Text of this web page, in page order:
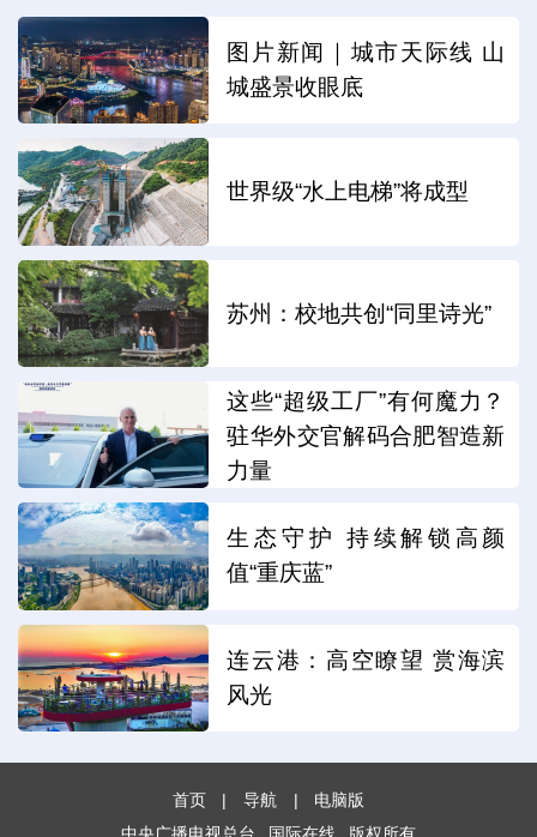
图片新闻｜城市天际线 山
城盛景收眼底
世界级“水上电梯”将成型
苏州：校地共创“同里诗光”
这些“超级工厂”有何魔力？
驻华外交官解码合肥智造新
力量
生态守护 持续解锁高颜
值“重庆蓝”
连云港：高空瞭望 赏海滨
风光
首页 | 导航 |
电脑版
中央广播电视总台
国际在线 版权所有